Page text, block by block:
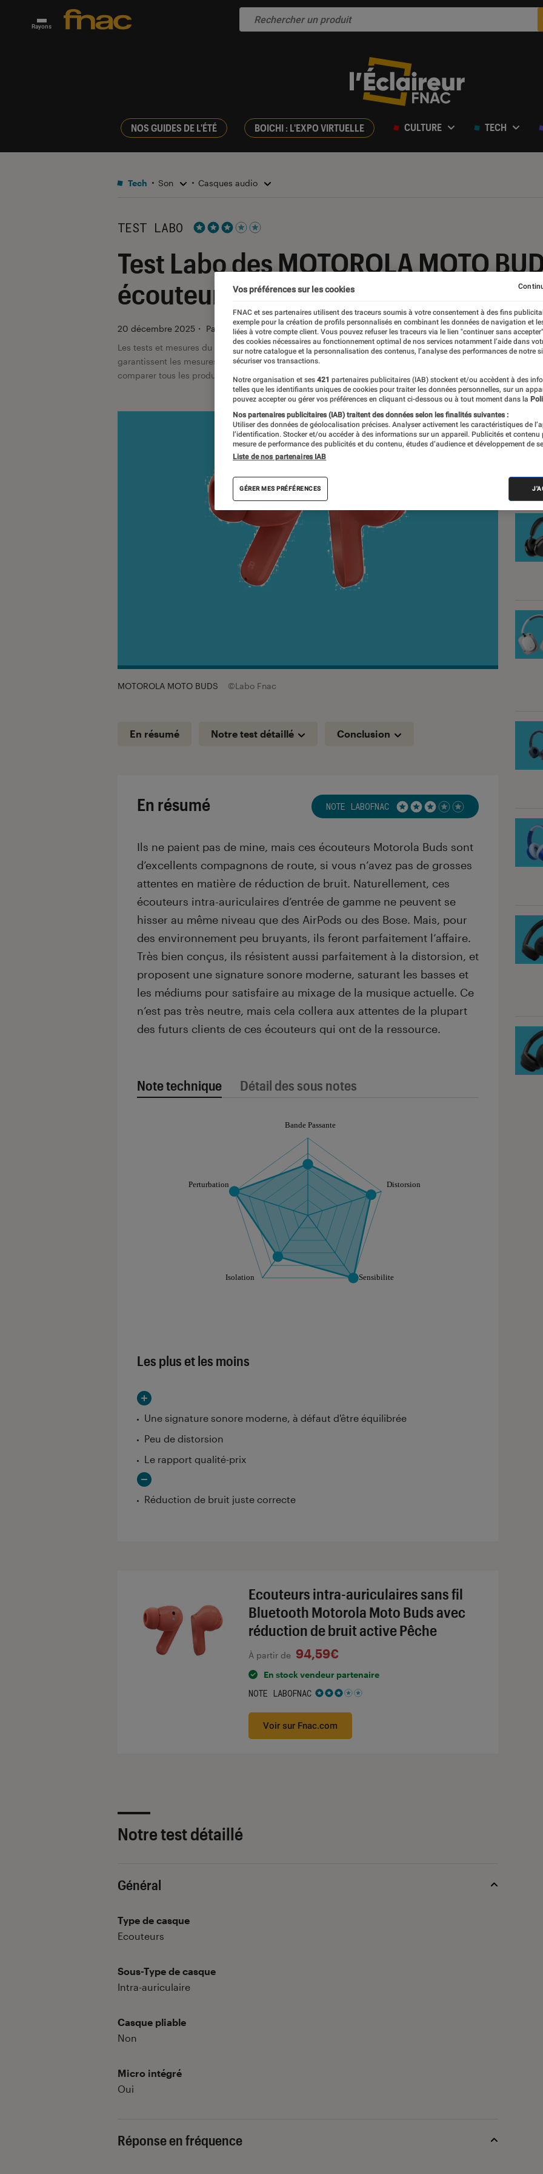
Rayons
NOS GUIDES DE L'ÉTÉ BOICHI : L'EXPO VIRTUELLE CULTURE TECH
Tech Son Casques audio
TEST LABO
Test Labo des MOTOROLA MOTO
écouteurs volontaires
20 décembre 2025 ・ Par
Labo Fnac, Jean-Charles Frelier, La rédaction
Les tests et mesures du Labo Fnac sont réalisés en toute indépendance du commerce ou des fabricants
garantissent les mesures grâce à leur expertise, et aux équipements de mesures les plus précis. Pour en
comparer tous les produits, visitez notre
comparateur
MOTOROLA MOTO BUDS ©Labo Fnac
En résumé Notre test détaillé Conclusion
En résumé NOTE LABOFNAC Noté 3 étoiles sur 5
Ils ne paient pas de mine, mais ces écouteurs Motorola Buds sont
d’excellents compagnons de route, si vous n’avez pas de grosses
attentes en matière de réduction de bruit. Naturellement, ces
écouteurs intra-auriculaires d’entrée de gamme ne peuvent se
hisser au même niveau que des AirPods ou des Bose. Mais, pour
des environnement peu bruyants, ils feront parfaitement l’affaire.
Très bien conçus, ils résistent aussi parfaitement à la distorsion, et
proposent une signature sonore moderne, saturant les basses et
les médiums pour satisfaire au mixage de la musique actuelle. Ce
n’est pas très neutre, mais cela collera aux attentes de la plupart
des futurs clients de ces écouteurs qui ont de la ressource.
Note technique Détail des sous notes
Les plus et les moins
Une signature sonore moderne, à défaut d'être équilibrée
Peu de distorsion
Le rapport qualité-prix
Réduction de bruit juste correcte
Ecouteurs intra-auriculaires sans fil
Bluetooth Motorola Moto Buds avec
réduction de bruit active Pêche
À partir de 94,59€
En stock vendeur partenaire
NOTE LABOFNAC
Noté 3 étoiles sur 5
Voir sur Fnac.com
Notre test détaillé
Général
Type de casque
Ecouteurs
Sous-Type de casque
Intra-auriculaire
Casque pliable
Non
Micro intégré
Oui
Réponse en fréquence
VOIR
Vos préférences sur les cookies
FNAC et ses partenaires utilisent des traceurs soumis à votre consentement à des fins
exemple pour la création de profils personnalisés en combinant les données de navigation et
liées à votre compte client. Vous pouvez refuser les traceurs via le lien "continuer sans
des cookies nécessaires au fonctionnement optimal de nos services notamment l’aide dans
sur notre catalogue et la personnalisation des contenus, l’analyse des performances de notre
sécuriser vos transactions.
Notre organisation et ses 421 partenaires publicitaires (IAB) stockent et/ou accèdent à des
telles que les identifiants uniques de cookies pour traiter les données personnelles, sur un
pouvez accepter ou gérer vos préférences en cliquant ci-dessous ou à tout moment dans la
Nos partenaires publicitaires (IAB) traitent des données selon les finalités suivantes :
Utiliser des données de géolocalisation précises. Analyser activement les caractéristiques de
l’identification. Stocker et/ou accéder à des informations sur un appareil. Publicités et contenu
mesure de performance des publicités et du contenu, études d’audience et développement de
Liste de nos partenaires IAB
GÉRER MES PRÉFÉRENCES